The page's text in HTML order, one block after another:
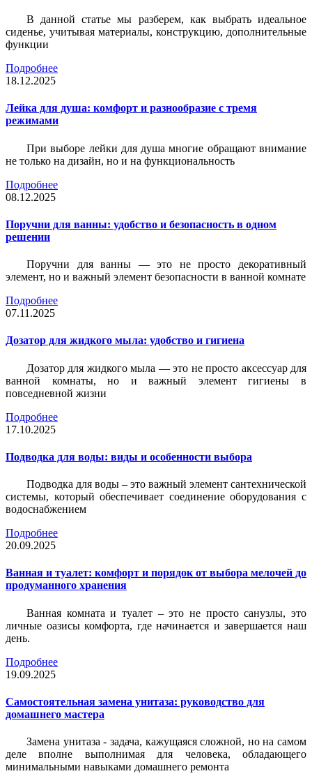
В данной статье мы разберем, как выбрать идеальное
сиденье, учитывая материалы, конструкцию, дополнительные
функции
Подробнее
18.12.2025
Лейка для душа: комфорт и разнообразие с тремя
режимами
При выборе лейки для душа многие обращают внимание
не только на дизайн, но и на функциональность
Подробнее
08.12.2025
Поручни для ванны: удобство и безопасность в одном
решении
Поручни для ванны — это не просто декоративный
элемент, но и важный элемент безопасности в ванной комнате
Подробнее
07.11.2025
Дозатор для жидкого мыла: удобство и гигиена
Дозатор для жидкого мыла — это не просто аксессуар для
ванной комнаты, но и важный элемент гигиены в
повседневной жизни
Подробнее
17.10.2025
Подводка для воды: виды и особенности выбора
Подводка для воды – это важный элемент сантехнической
системы, который обеспечивает соединение оборудования с
водоснабжением
Подробнее
20.09.2025
Ванная и туалет: комфорт и порядок от выбора мелочей до
продуманного хранения
Ванная комната и туалет – это не просто санузлы, это
личные оазисы комфорта, где начинается и завершается наш
день.
Подробнее
19.09.2025
Самостоятельная замена унитаза: руководство для
домашнего мастера
Замена унитаза - задача, кажущаяся сложной, но на самом
деле вполне выполнимая для человека, обладающего
минимальными навыками домашнего ремонта